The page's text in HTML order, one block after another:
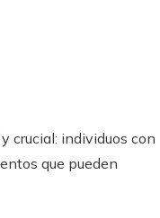
crucial: individuos con
que pueden